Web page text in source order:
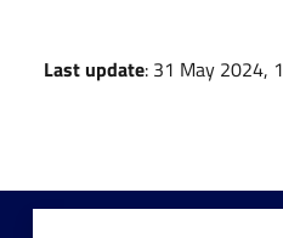
Last update: 31 May 2024,